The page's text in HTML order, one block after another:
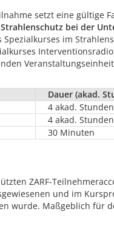
setzt eine gültige
bei der
im
Dauer (akad.
4 akad. Stunden
4 akad. Stunden
30 Minuten
ZARF-
und im
wurde. Maßgeblich für